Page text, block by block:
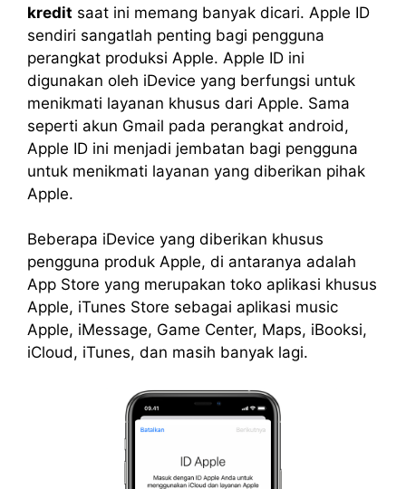
kredit saat ini memang banyak dicari. Apple ID
sendiri sangatlah penting bagi pengguna
perangkat produksi Apple. Apple ID ini
digunakan oleh iDevice yang berfungsi untuk
menikmati layanan khusus dari Apple. Sama
seperti akun Gmail pada perangkat android,
Apple ID ini menjadi jembatan bagi pengguna
untuk menikmati layanan yang diberikan pihak
Apple.
Beberapa iDevice yang diberikan khusus
pengguna produk Apple, di antaranya adalah
App Store yang merupakan toko aplikasi khusus
Apple, iTunes Store sebagai aplikasi music
Apple, iMessage, Game Center, Maps, iBooksi,
iCloud, iTunes, dan masih banyak lagi.